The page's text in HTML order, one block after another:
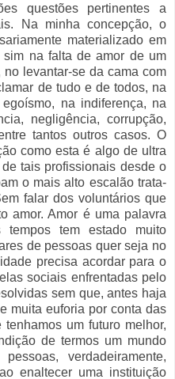
questões pertinentes a
Na minha concepção, o
materializado em
na falta de amor de um
levantar-se da cama com
de tudo e de todos, na
na indiferença, na
negligência, corrupção,
tantos outros casos. O
como esta é algo de ultra
tais profissionais desde o
o mais alto escalão trata-
falar dos voluntários que
amor. Amor é uma palavra
tempos tem estado muito
de pessoas quer seja no
precisa acordar para o
sociais enfrentadas pelo
sem que, antes haja
muita euforia por conta das
um futuro melhor,
de termos um mundo
verdadeiramente,
enaltecer uma instituição